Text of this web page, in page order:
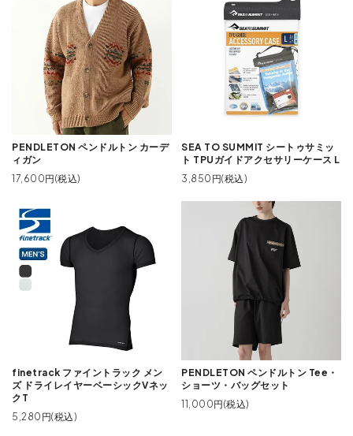
PENDLETON ペンドルトン カーデ
ィガン
17,600円(税込)
SEA TO SUMMIT シートゥサミッ
ト TPUガイドアクセサリーケース L
3,850円(税込)
finetrack ファイントラック メン
ズ ドライレイヤーベーシックVネッ
クT
5,280円(税込)
PENDLETON ペンドルトン Tee・
ショーツ・バッグセット
11,000円(税込)